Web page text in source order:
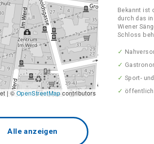
| ©OpenStreetMapcontributors
Bekannt ist
durch das
Wiener
Schloss
✓
✓
✓ Sport-
✓
Alle anzeigen